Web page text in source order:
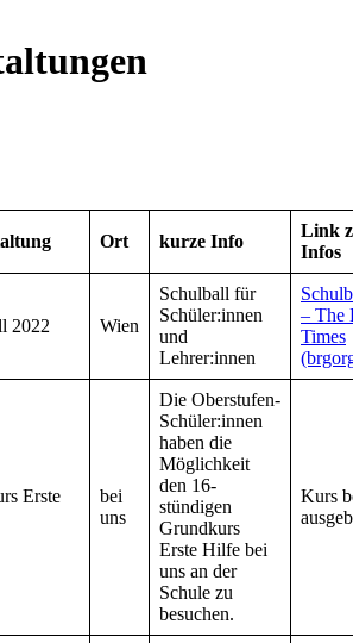
Ort kurze Info
Link
Infos
2022 Wien
Schulball für
Schüler:innen
und
Lehrer:innen
– The
Times
Erste
bei
uns
Die Oberstufen-
Schüler:innen
haben die
Möglichkeit
den 16-
stündigen
Grundkurs
Erste Hilfe bei
uns an der
Schule zu
besuchen.
Kurs